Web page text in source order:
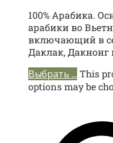
100% Арабика.
арабики во
включающий в
Даклак, Дакнонг
Выбрать ... This
options may be